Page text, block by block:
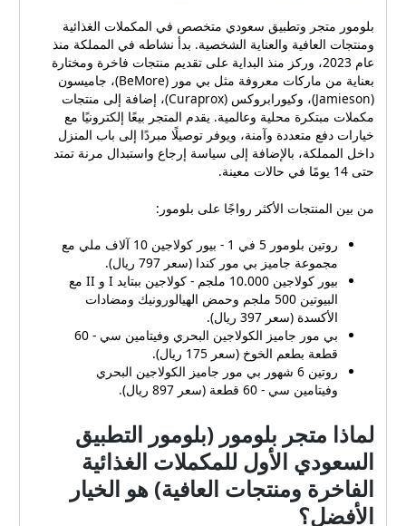
بلومور متجر وتطبيق سعودي متخصص في المكملات الغذائية
ومنتجات العافية والعناية الشخصية. بدأ نشاطه في المملكة منذ
عام 2023، وركز منذ البداية على تقديم منتجات فاخرة ومختارة
بعناية من ماركات معروفة مثل بي مور (BeMore)، جاميسون
(Jamieson)، وكيورابروكس (Curaprox)، إضافة إلى منتجات
مكملات مبتكرة محلية وعالمية. يقدم المتجر بيعًا إلكترونيًا مع
خيارات دفع متعددة وآمنة، ويوفر توصيلًا مبردًا إلى باب المنزل
داخل المملكة، بالإضافة إلى سياسة إرجاع واستبدال مرنة تمتد
حتى 14 يومًا في حالات معينة.
من بين المنتجات الأكثر رواجًا على بلومور:
روتين بلومور 5 في 1 - بيور كولاجين 10 آلاف ملي مع
مجموعة جاميز بي مور كندا (سعر 797 ريال).
بيور كولاجين 10.000 ملجم - كولاجين ببتايد I و II مع
البيوتين 500 ملجم وحمض الهيالورونيك ومضادات
الأكسدة (سعر 397 ريال).
بي مور جاميز الكولاجين البحري وفيتامين سي - 60
قطعة بطعم الخوخ (سعر 175 ريال).
روتين 6 شهور بي مور جاميز الكولاجين البحري
وفيتامين سي - 60 قطعة (سعر 897 ريال).
لماذا متجر بلومور (بلومور التطبيق
السعودي الأول للمكملات الغذائية
الفاخرة ومنتجات العافية) هو الخيار
الأفضل؟